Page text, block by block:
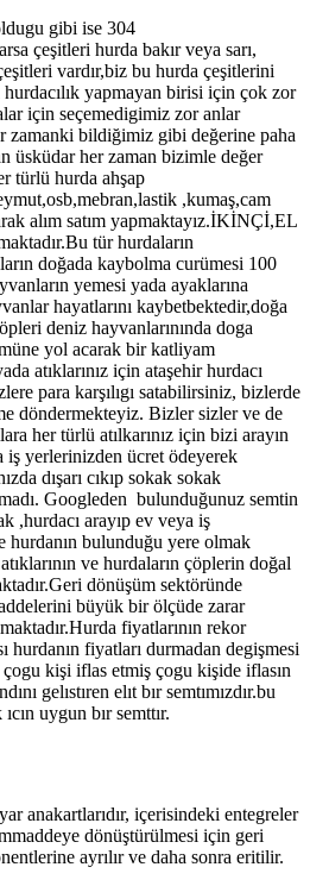
gibi ise 304
çeşitleri hurda bakır veya sarı,
vardır,biz bu hurda çeşitlerini
yapmayan birisi için çok zor
için seçemedigimiz zor anlar
bildiğimiz gibi değerine paha
üsküdar her zaman bizimle değer
türlü hurda ahşap
,kumaş,cam
alım satım yapmaktayız.İKİNÇİ,EL
tür hurdaların
doğada kaybolma curümesi 100
yemesi yada ayaklarına
hayatlarını kaybetbektedir,doğa
deniz hayvanlarınında doga
yol acarak bir katliyam
atıklarınız için ataşehir hurdacı
para karşılıgı satabilirsiniz, bizlerde
döndermekteyiz. Bizler sizler ve de
her türlü atılkarınız için bizi arayın
iş yerlerinizden ücret ödeyerek
dışarı cıkıp sokak sokak
Googleden bulunduğunuz semtin
,hurdacı arayıp ev veya iş
hurdanın bulunduğu yere olmak
ve hurdaların çöplerin doğal
dönüşüm sektöründe
büyük bir ölçüde zarar
fiyatlarının rekor
hurdanın fiyatları durmadan degişmesi
kişi iflas etmiş çogu kişide iflasın
gelıstıren elıt bır semtımızdır.bu
uygun bır semttır.
anakartlarıdır, içerisindeki entegreler
dönüştürülmesi için geri
ayrılır ve daha sonra eritilir.